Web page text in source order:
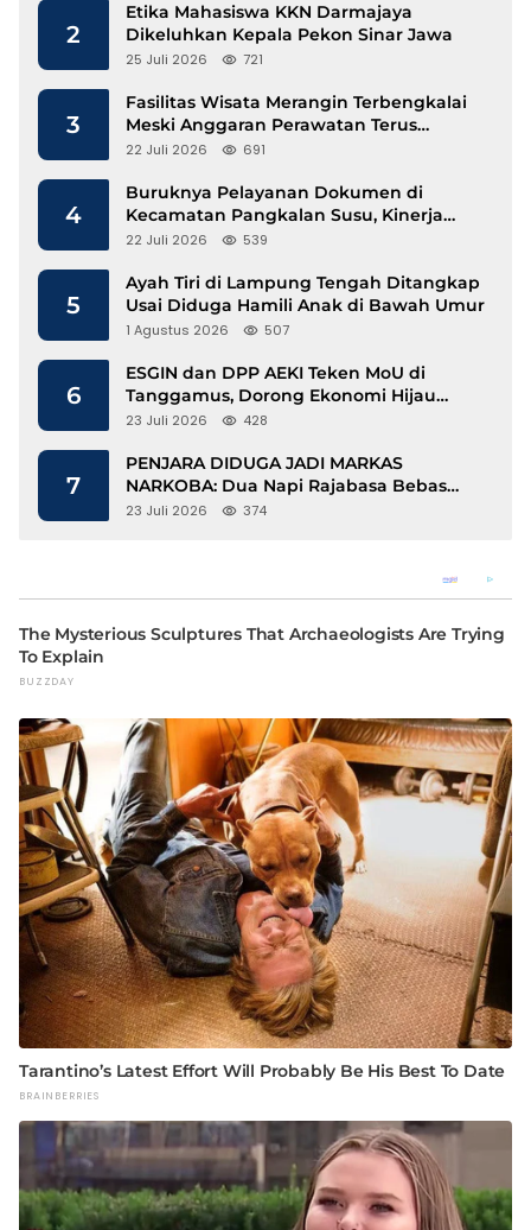
2
Etika Mahasiswa KKN Darmajaya
Dikeluhkan Kepala Pekon Sinar Jawa
25 Juli 2026 721
3
Fasilitas Wisata Merangin Terbengkalai
Meski Anggaran Perawatan Terus
Mengalir
22 Juli 2026 691
4
Buruknya Pelayanan Dokumen di
Kecamatan Pangkalan Susu, Kinerja
Disdukcapil Langkat Disorot
22 Juli 2026 539
5
Ayah Tiri di Lampung Tengah Ditangkap
Usai Diduga Hamili Anak di Bawah Umur
1 Agustus 2026 507
6
ESGIN dan DPP AEKI Teken MoU di
Tanggamus, Dorong Ekonomi Hijau
Berbasis Kopi dan Perdagangan Karbon
23 Juli 2026 428
7
PENJARA DIDUGA JADI MARKAS
NARKOBA: Dua Napi Rajabasa Bebas
Gunakan HP, Muncul Dugaan
23 Juli 2026 374